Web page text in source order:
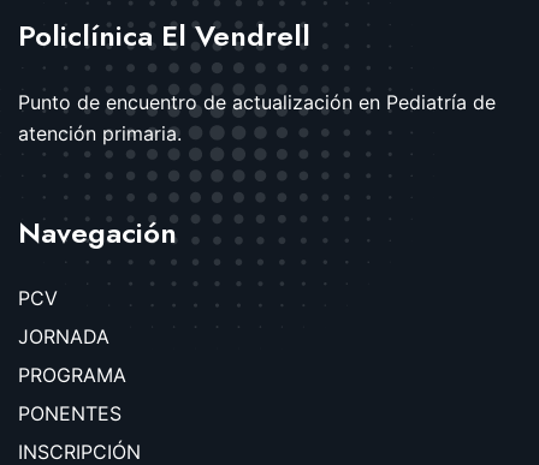
Policlínica El Vendrell
Punto de encuentro de actualización en Pediatría de
atención primaria.
Navegación
PCV
JORNADA
PROGRAMA
PONENTES
INSCRIPCIÓN